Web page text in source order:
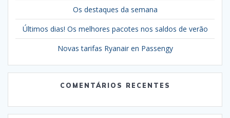
Os destaques da semana
Últimos dias! Os melhores pacotes nos saldos de verão
Novas tarifas Ryanair en Passengy
COMENTÁRIOS RECENTES